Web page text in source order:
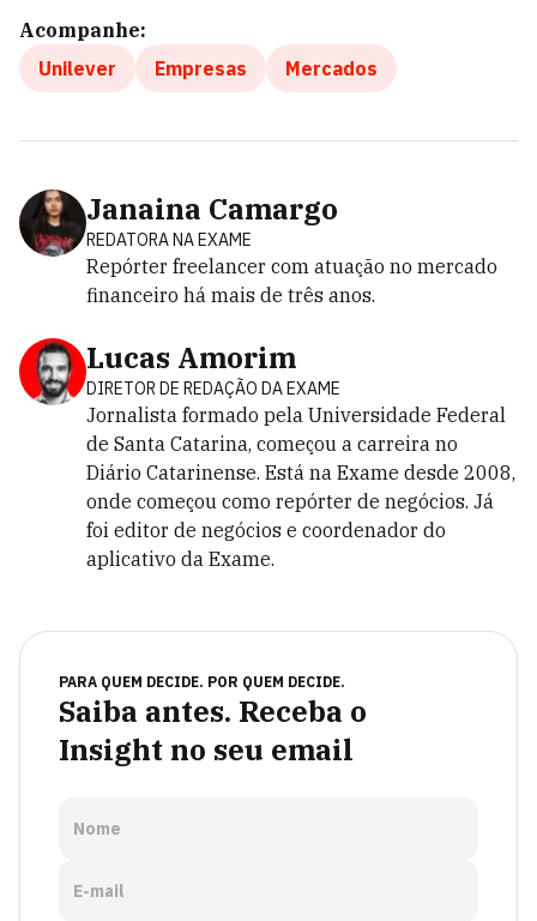
Acompanhe:
Unilever
Empresas Mercados
Janaina Camargo
REDATORA NA EXAME
Repórter freelancer com atuação no mercado
financeiro há mais de três anos.
Lucas Amorim
DIRETOR DE REDAÇÃO DA EXAME
Jornalista formado pela Universidade Federal
de Santa Catarina, começou a carreira no
Diário Catarinense. Está na Exame desde 2008,
onde começou como repórter de negócios. Já
foi editor de negócios e coordenador do
aplicativo da Exame.
PARA QUEM DECIDE. POR QUEM DECIDE.
Saiba antes. Receba o
Insight no seu email
Nome
E-mail